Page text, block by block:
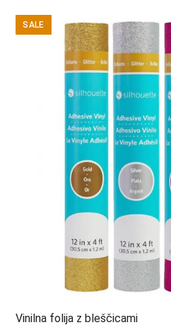
was:
16,95 €.6,95 €.
SALE
Vinilna folija z bleščicami